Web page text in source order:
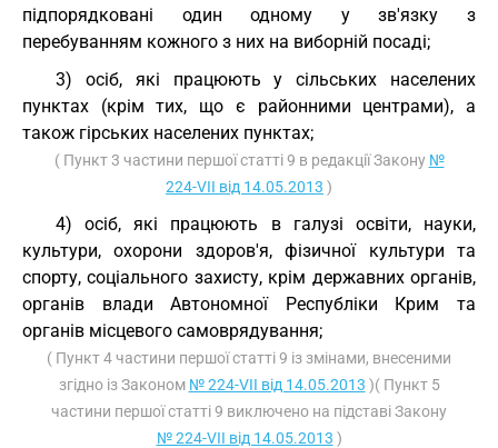
підпорядковані один одному у зв'язку з
перебуванням кожного з них на виборній посаді;
3) осіб, які працюють у сільських населених
пунктах (крім тих, що є районними центрами), а
також гірських населених пунктах;
( Пункт 3 частини першої статті 9 в редакції Закону №
224-VII від 14.05.2013 )
4) осіб, які працюють в галузі освіти, науки,
культури, охорони здоров'я, фізичної культури та
спорту, соціального захисту, крім державних органів,
органів влади Автономної Республіки Крим та
органів місцевого самоврядування;
( Пункт 4 частини першої статті 9 із змінами, внесеними
згідно із Законом № 224-VII від 14.05.2013 )( Пункт 5
частини першої статті 9 виключено на підставі Закону
№ 224-VII від 14.05.2013 )